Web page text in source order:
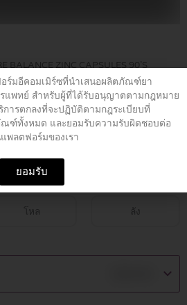
BALANCE ZINC CAPSULES 90’S
ZINC CAPSULES
โหล ลัง
ร์มอีคอมเมิร์ซที่นำเสนอผลิตภัณฑ์ยา
แพทย์ สำหรับผู้ที่ได้รับอนุญาตตามกฎหมาย
ารตกลงที่จะปฏิบัติตามกฎระเบียบที่
ณฑ์ทั้งหมด และยอมรับความรับผิดชอบต่อ
พลตฟอร์มของเรา
ยอมรับ